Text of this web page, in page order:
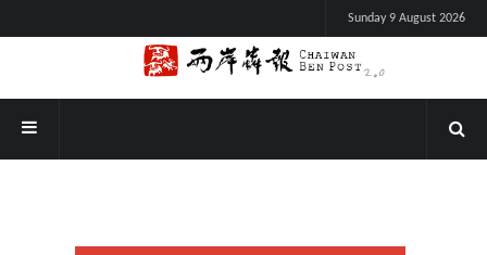
Sunday 9 August 2026